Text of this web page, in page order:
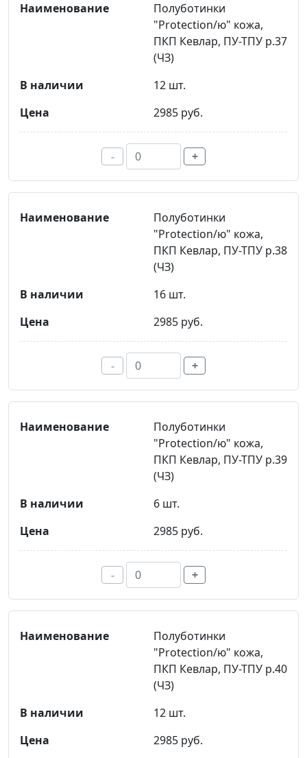
Полуботинки
"Protection/ю" кожа,
ПКП Кевлар, ПУ-ТПУ р.37
(ЧЗ)
12 шт.
2985 руб.
- +
Полуботинки
"Protection/ю" кожа,
ПКП Кевлар, ПУ-ТПУ р.38
(ЧЗ)
16 шт.
2985 руб.
- +
Полуботинки
"Protection/ю" кожа,
ПКП Кевлар, ПУ-ТПУ р.39
(ЧЗ)
6 шт.
2985 руб.
- +
Полуботинки
"Protection/ю" кожа,
ПКП Кевлар, ПУ-ТПУ р.40
(ЧЗ)
12 шт.
2985 руб.